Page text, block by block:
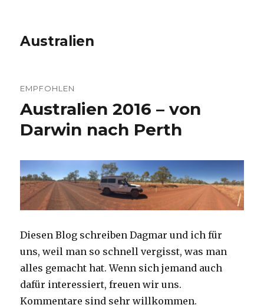
Australien
EMPFOHLEN
Australien 2016 – von
Darwin nach Perth
Diesen Blog schreiben Dagmar und ich für
uns, weil man so schnell vergisst, was man
alles gemacht hat. Wenn sich jemand auch
dafür interessiert, freuen wir uns.
Kommentare sind sehr willkommen.